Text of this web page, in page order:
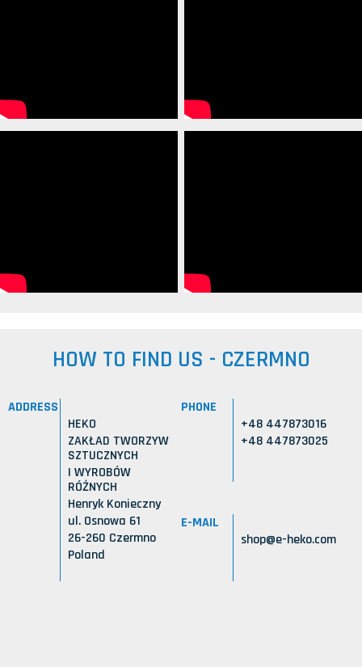
HOW TO FIND US - CZERMNO
ADDRESS
HEKO
ZAKŁAD TWORZYW
SZTUCZNYCH
I WYROBÓW
RÓŻNYCH
Henryk Konieczny
ul. Osnowa 61
26-260 Czermno
Poland
PHONE
+48 447873016
+48 447873025
E-MAIL
shop@e-heko.com